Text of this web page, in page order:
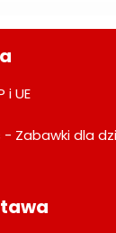
i UE
- Zabawki dla